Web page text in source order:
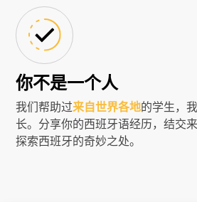
你不是一个人
我们帮助过来自世界各地的学生，
长。分享你的西班牙语经历，结交
探索西班牙的奇妙之处。